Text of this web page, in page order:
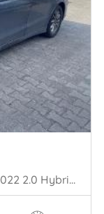
Mondeo V Wagon, Combi, 2014 / 2022 2.0 Hybrid 16V